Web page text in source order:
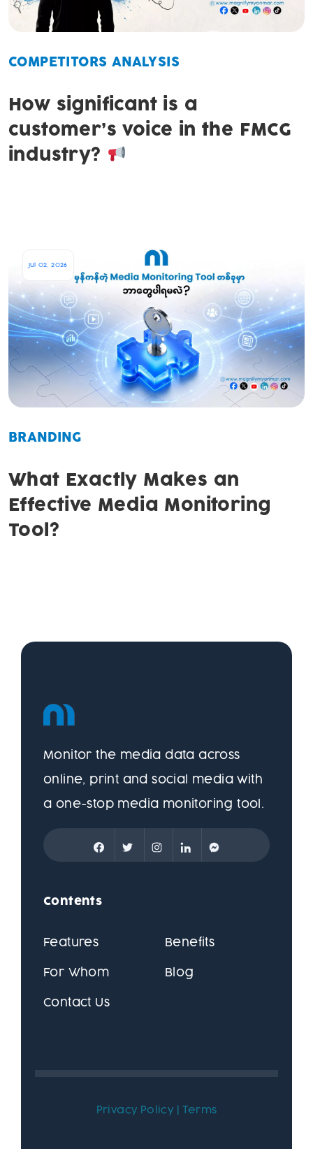
COMPETITORS ANALYSIS
How significant is a
customer’s voice in the FMCG
industry?
Jul 02, 2026
BRANDING
What Exactly Makes an
Effective Media Monitoring
Tool?
Monitor the media data across
online, print and social media with
a one-stop media monitoring tool.
Contents
Features Benefits
For Whom Blog
Contact Us
Privacy Policy Terms